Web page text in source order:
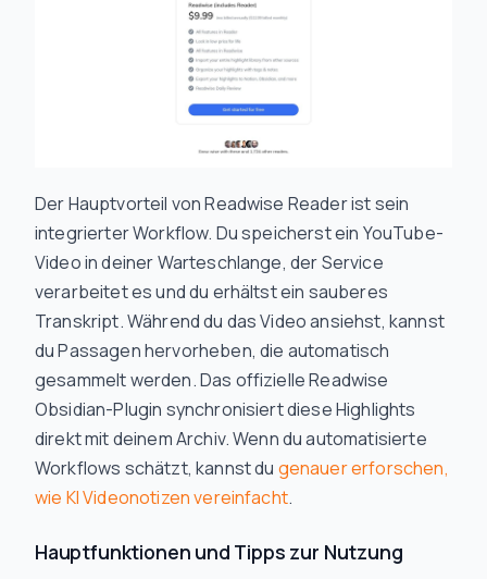
Der Hauptvorteil von Readwise Reader ist sein
integrierter Workflow. Du speicherst ein YouTube-
Video in deiner Warteschlange, der Service
verarbeitet es und du erhältst ein sauberes
Transkript. Während du das Video ansiehst, kannst
du Passagen hervorheben, die automatisch
gesammelt werden. Das offizielle Readwise
Obsidian-Plugin synchronisiert diese Highlights
direkt mit deinem Archiv. Wenn du automatisierte
Workflows schätzt, kannst du genauer erforschen,
wie KI Videonotizen vereinfacht.
Hauptfunktionen und Tipps zur Nutzung